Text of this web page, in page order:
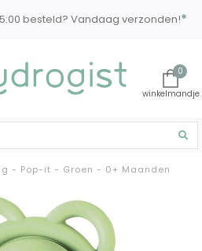
besteld? Vandaag verzonden!*
0
- Pop-it - Groen - 0+ Maanden